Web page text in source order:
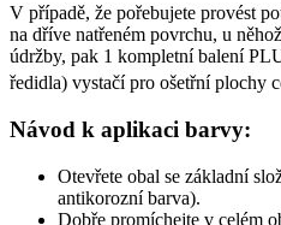
V případě, že pořebujete provést
na dříve natřeném povrchu, u
údržby, pak 1 kompletní balení
ředidla) vystačí pro ošetřní plochy
Návod k aplikaci barvy:
Otevřete obal se základní
antikorozní barva).
Dobře promíchejte v celém